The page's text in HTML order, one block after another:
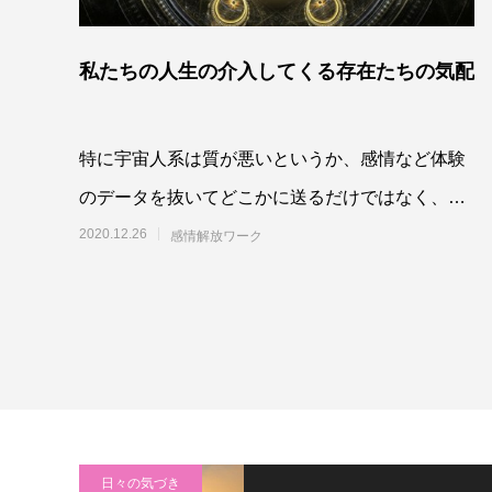
私たちの人生の介入してくる存在たちの気配
特に宇宙人系は質が悪いというか、感情など体験
のデータを抜いてどこかに送るだけではなく、と
きには人体実験のようなこともやっていたりし
2020.12.26 感情解放ワーク
日々の気づき